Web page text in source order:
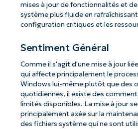
mises à jour de fonctionnalités et
système plus fluide en
configuration critiques et les
Sentiment Général
Comme il s'agit d'une mise à jour
qui affecte principalement le
Windows lui-même plutôt que des
quotidiennes, il existe des
limités disponibles. La mise à jour
principalement axée sur la
des fichiers système qui ne sont